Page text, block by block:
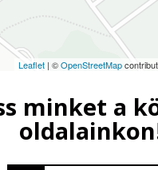
Leaflet| ©OpenStreetMap
minket a